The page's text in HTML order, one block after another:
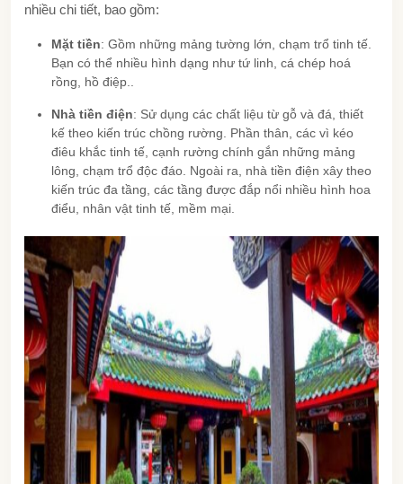
nhiều chi tiết, bao gồm:
Mặt tiền: Gồm những mảng tường lớn, chạm trổ tinh tế.
Bạn có thể nhiều hình dạng như tứ linh, cá chép hoá
rồng, hồ điệp..
Nhà tiền điện: Sử dụng các chất liệu từ gỗ và đá, thiết
kế theo kiến trúc chồng rường. Phần thân, các vì kéo
điêu khắc tinh tế, cạnh rường chính gắn những mảng
lông, chạm trổ độc đáo. Ngoài ra, nhà tiền điện xây theo
kiến trúc đa tầng, các tầng được đắp nổi nhiều hình hoa
điểu, nhân vật tinh tế, mềm mại.